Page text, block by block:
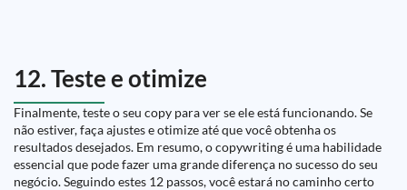
12. Teste e otimize
Finalmente, teste o seu copy para ver se ele está funcionando. Se
não estiver, faça ajustes e otimize até que você obtenha os
resultados desejados. Em resumo, o copywriting é uma habilidade
essencial que pode fazer uma grande diferença no sucesso do seu
negócio. Seguindo estes 12 passos, você estará no caminho certo